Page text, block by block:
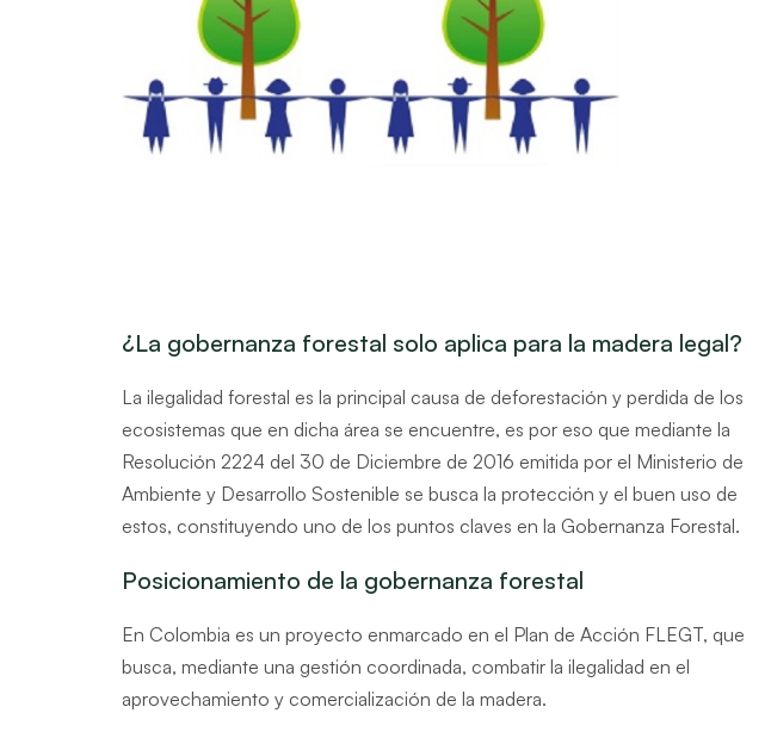
¿La gobernanza forestal solo aplica para la madera legal?
La ilegalidad forestal es la principal causa de deforestación y perdida de los
ecosistemas que en dicha área se encuentre, es por eso que mediante la
Resolución 2224 del 30 de Diciembre de 2016 emitida por el Ministerio de
Ambiente y Desarrollo Sostenible se busca la protección y el buen uso de
estos, constituyendo uno de los puntos claves en la Gobernanza Forestal.
Posicionamiento de la gobernanza forestal
En Colombia es un proyecto enmarcado en el Plan de Acción FLEGT, que
busca, mediante una gestión coordinada, combatir la ilegalidad en el
aprovechamiento y comercialización de la madera.